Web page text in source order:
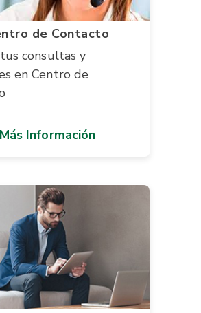
de Contacto
consultas y
en Centro de
Más Información